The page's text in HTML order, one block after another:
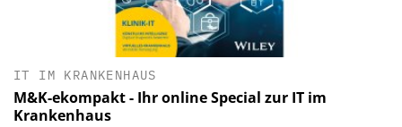
IT IM KRANKENHAUS
M&K-ekompakt - Ihr online Special zur IT im
Krankenhaus